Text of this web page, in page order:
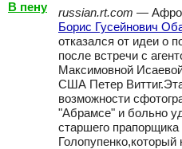
В пену
russian.rt.com —
Борис Гусейнович
отказался от идеи о
после встречи с
Максимовной
США Петер
возможности
"Абрамсе" и больно
старшего
Голопупенко,который